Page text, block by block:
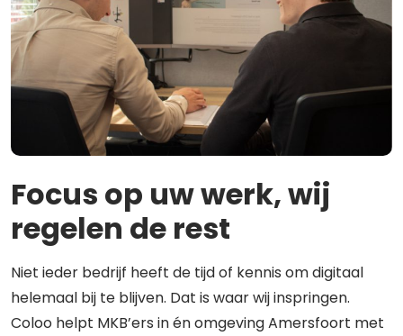
Focus op uw werk, wij
regelen de rest
Niet ieder bedrijf heeft de tijd of kennis om digitaal
helemaal bij te blijven. Dat is waar wij inspringen.
Coloo helpt MKB’ers in én omgeving Amersfoort met